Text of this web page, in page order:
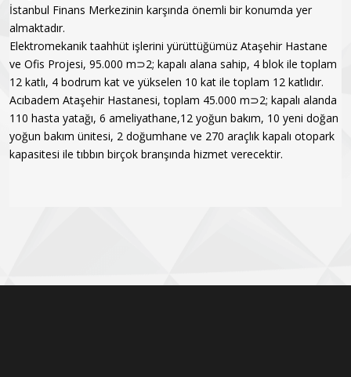
İstanbul Finans Merkezinin karşında önemli bir konumda yer
almaktadır.
Elektromekanik taahhüt işlerini yürüttüğümüz Ataşehir Hastane
ve Ofis Projesi, 95.000 m⊃2; kapalı alana sahip, 4 blok ile toplam
12 katlı, 4 bodrum kat ve yükselen 10 kat ile toplam 12 katlıdır.
Acıbadem Ataşehir Hastanesi, toplam 45.000 m⊃2; kapalı alanda
110 hasta yatağı, 6 ameliyathane,12 yoğun bakım, 10 yeni doğan
yoğun bakım ünitesi, 2 doğumhane ve 270 araçlık kapalı otopark
kapasitesi ile tıbbın birçok branşında hizmet verecektir.